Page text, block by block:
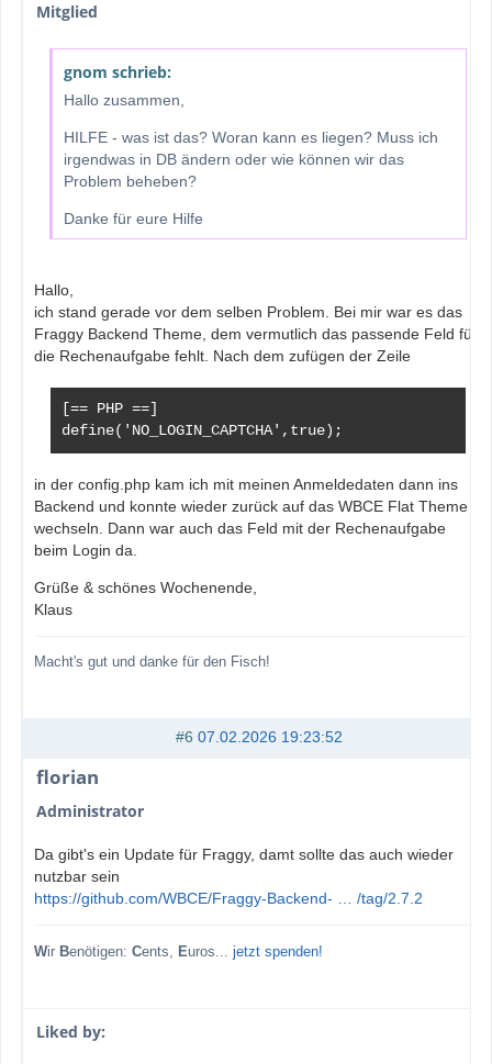
Mitglied
gnom schrieb:
Hallo zusammen,
HILFE - was ist das? Woran kann es liegen? Muss ich
irgendwas in DB ändern oder wie können wir das
Problem beheben?
Danke für eure Hilfe
Hallo,
ich stand gerade vor dem selben Problem. Bei mir war es das
Fraggy Backend Theme, dem vermutlich das passende Feld für
die Rechenaufgabe fehlt. Nach dem zufügen der Zeile
[== PHP ==]
define('NO_LOGIN_CAPTCHA',true);
in der config.php kam ich mit meinen Anmeldedaten dann ins
Backend und konnte wieder zurück auf das WBCE Flat Theme
wechseln. Dann war auch das Feld mit der Rechenaufgabe
beim Login da.
Grüße & schönes Wochenende,
Klaus
Macht's gut und danke für den Fisch!
#6 07.02.2026 19:23:52
florian
Administrator
Da gibt's ein Update für Fraggy, damt sollte das auch wieder
nutzbar sein
https://github.com/WBCE/Fraggy-Backend- … /tag/2.7.2
Wir Benötigen: Cents, Euros... jetzt spenden!
Liked by: